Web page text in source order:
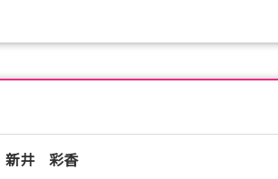
井 彩香